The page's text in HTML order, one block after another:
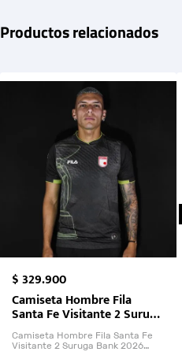
Productos relacionados
$329.900
Camiseta Hombre Fila
Santa Fe Visitante 2 Suruga
Bank 2026
Camiseta Hombre Fila Santa Fe
Visitante 2 Suruga Bank 2026